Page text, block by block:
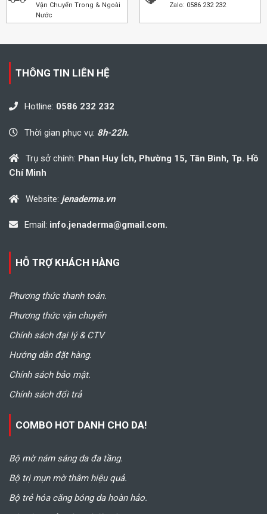
Vận Chuyển Trong & Ngoài
Nước
Zalo: 0586 232 232
THÔNG TIN LIÊN HỆ
Hotline: 0586 232 232
Thời gian phục vụ: 8h-22h.
Trụ sở chính: Phan Huy Ích, Phường 15, Tân Bình, Tp. Hồ
Chí Minh
Website: jenaderma.vn
Email: info.jenaderma@gmail.com.
HỖ TRỢ KHÁCH HÀNG
Phương thức thanh toán.
Phương thức vận chuyển
Chính sách đại lý & CTV
Hướng dẫn đặt hàng.
Chính sách bảo mật.
Chính sách đổi trả
COMBO HOT DANH CHO DA!
Bộ mờ nám sáng da đa tầng.
Bộ trị mụn mờ thâm hiệu quả.
Bộ trẻ hóa căng bóng da hoàn hảo.